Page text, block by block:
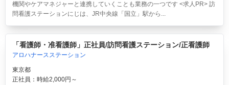
機関やケアマネジャーと連携していくことも業務の一つです <求人PR> 訪
問看護ステーションにじは、JR中央線「国立」駅から...
「看護師・准看護師」正社員/訪問看護ステーション/正看護師
アロハナースステーション
東京都
正社員：時給2,000円～